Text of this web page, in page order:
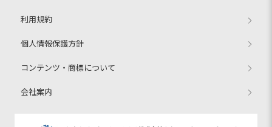
利用規約
個人情報保護方針
コンテンツ・商標について
会社案内